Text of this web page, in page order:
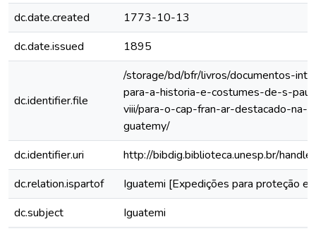
dc.date.created
1773-10-13
dc.date.issued
1895
dc.identifier.file
/storage/bd/bfr/livros/documentos-
para-a-historia-e-costumes-de-s-
viii/para-o-cap-fran-ar-destacado-na-
guatemy/
dc.identifier.uri
http://bibdig.biblioteca.unesp.br/
dc.relation.ispartof
Iguatemi [Expedições para proteção e
dc.subject
Iguatemi